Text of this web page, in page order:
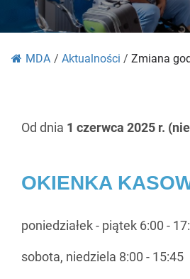
MDA / Aktualności / Zmiana
Od dnia 1 czerwca 2025 r.
OKIENKA
poniedziałek - piątek 6:00 -
sobota, niedziela 8:00 - 15:45